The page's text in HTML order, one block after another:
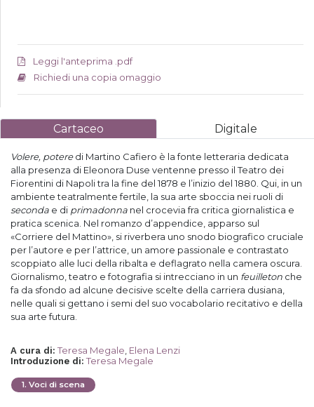
Leggi l'anteprima .pdf
Richiedi una copia omaggio
Cartaceo Digitale
Volere, poteredi Martino Cafiero è la fonte letteraria dedicata
alla presenza di Eleonora Duse ventenne presso il Teatro dei
Fiorentini di Napoli tra la fine del 1878 e l’inizio del 1880. Qui, in un
ambiente teatralmente fertile, la sua arte sboccia nei ruoli di
seconda e di primadonna nel crocevia fra critica giornalistica e
pratica scenica. Nel romanzo d’appendice, apparso sul
«Corriere del Mattino», si riverbera uno snodo biografico cruciale
per l’autore e per l’attrice, un amore passionale e contrastato
scoppiato alle luci della ribalta e deflagrato nella camera oscura.
Giornalismo, teatro e fotografia si intrecciano in un feuilleton che
fa da sfondo ad alcune decisive scelte della carriera dusiana,
nelle quali si gettano i semi del suo vocabolario recitativo e della
sua arte futura.
A cura di: Teresa Megale Elena Lenzi
Introduzione di: Teresa Megale
1. Voci di scena